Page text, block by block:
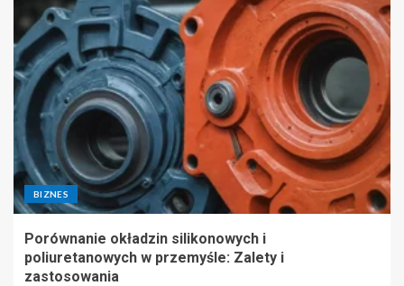
BIZNES
Porównanie okładzin silikonowych i
poliuretanowych w przemyśle: Zalety i
zastosowania